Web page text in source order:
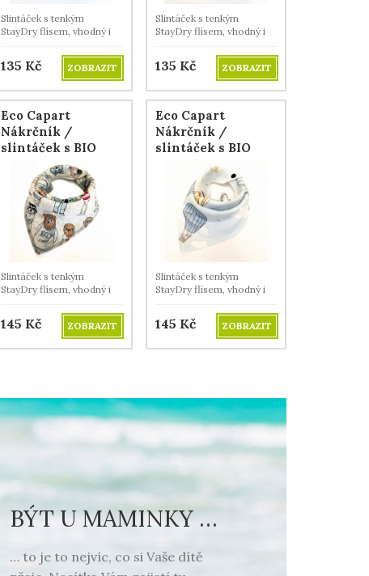
Slintáček s tenkým
StayDry flísem, vhodný i
135 Kč ZOBRAZIT
Slintáček s tenkým
StayDry flísem, vhodný i
135 Kč ZOBRAZIT
Eco Capart
Nákrčník /
slintáček s BIO
bavlnou - Frajeři
Slintáček s tenkým
StayDry flísem, vhodný i
145 Kč ZOBRAZIT
Eco Capart
Nákrčník /
slintáček s BIO
bavlnou -
Horkovzdušné
balóny
Slintáček s tenkým
StayDry flísem, vhodný i
145 Kč ZOBRAZIT
BÝT U MAMINKY …
… to je to nejvíc, co si Vaše dítě